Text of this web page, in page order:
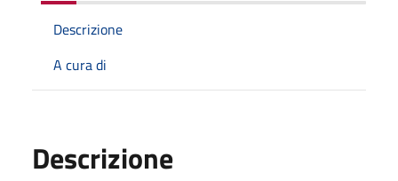
Descrizione
A cura di
Descrizione